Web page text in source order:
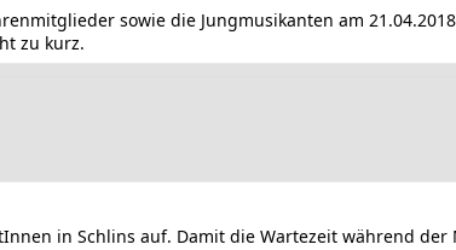
sowie die Jungmusikanten am
zu kurz.
in Schlins auf. Damit die Wartezeit während